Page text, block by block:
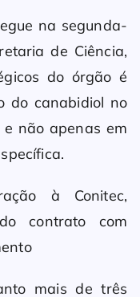
na segunda-
de Ciência,
do órgão é
do canabidiol no
não apenas em
à Conitec,
contrato com
mais de três